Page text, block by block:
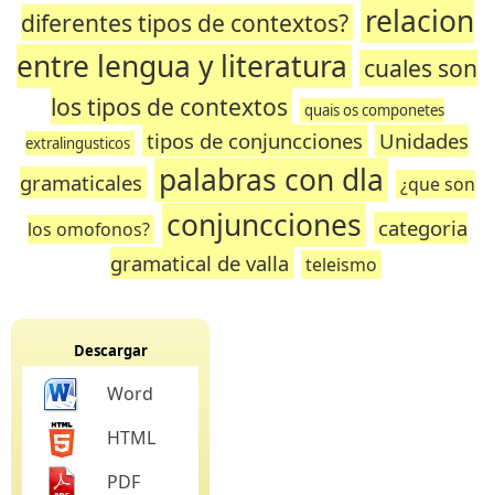
diferentes tipos de contextos?
relacion
entre lengua y literatura
cuales son
los tipos de contextos
quais os componetes
extralingusticos
tipos de conjuncciones
Unidades
gramaticales
palabras con dla
¿que son
los omofonos?
conjuncciones
categoria
gramatical de valla
teleismo
Descargar
Word
HTML
PDF